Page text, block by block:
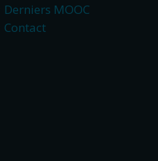
Derniers MOOC
Contact